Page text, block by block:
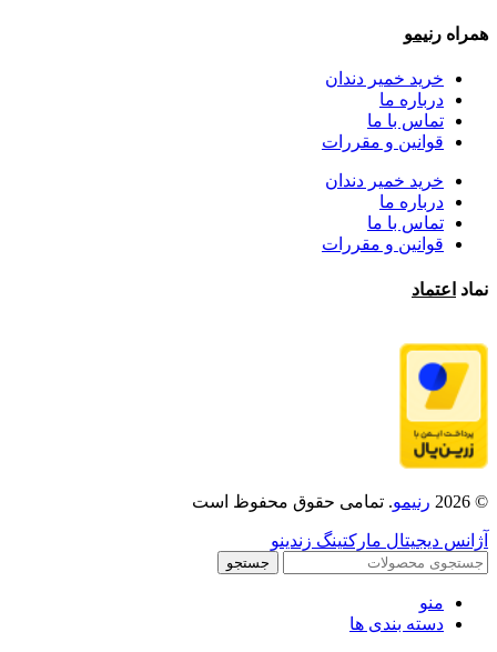
همراه رنیمو
خرید خمیر دندان
درباره ما
تماس با ما
قوانین و مقررات
خرید خمیر دندان
درباره ما
تماس با ما
قوانین و مقررات
نماد اعتماد
© 2026 رنیمو. تمامی حقوق محفوظ است
آژانس دیجیتال مارکتینگ زندینو
جستجو
منو
دسته بندی ها